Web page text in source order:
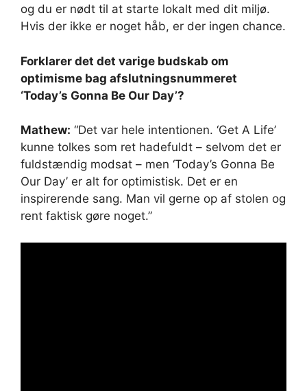
og du er nødt til at starte lokalt med dit miljø.
Hvis der ikke er noget håb, er der ingen chance.
Forklarer det det varige budskab om
optimisme bag afslutningsnummeret
‘Today’s Gonna Be Our Day’?
Mathew: “Det var hele intentionen. ‘Get A Life’
kunne tolkes som ret hadefuldt – selvom det er
fuldstændig modsat – men ‘Today’s Gonna Be
Our Day’ er alt for optimistisk. Det er en
inspirerende sang. Man vil gerne op af stolen og
rent faktisk gøre noget.”